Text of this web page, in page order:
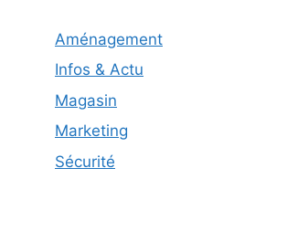
Aménagement
Infos & Actu
Magasin
Marketing
Sécurité